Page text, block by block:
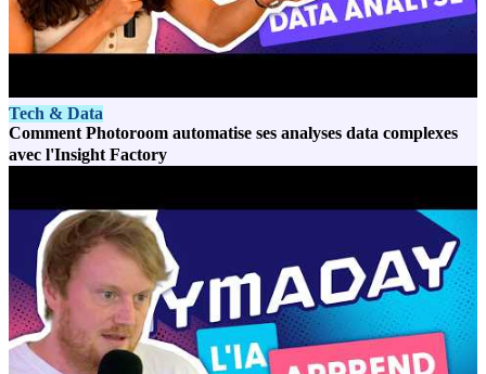
Tech & Data
Comment Photoroom automatise ses analyses data complexes
avec l'Insight Factory